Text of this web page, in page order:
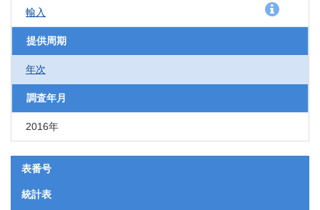
輸入
提供周期
年次
調査年月
2016年
表番号
統計表